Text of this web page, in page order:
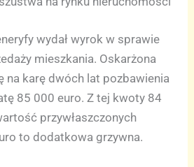
wydał wyrok w sprawie
mieszkania. Oskarżona
na karę dwóch lat pozbawienia
85 000 euro. Z tej kwoty 84
przywłaszczonych
to dodatkowa grzywna.